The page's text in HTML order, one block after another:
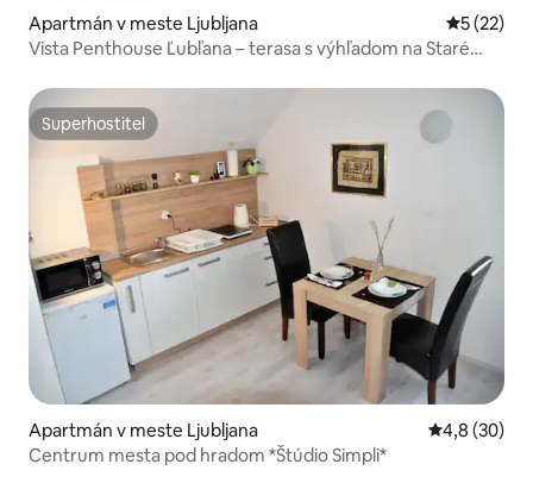
Apartmán v meste Ljubljana
5 (22)
Vista Penthouse Ľubľana – terasa s výhľadom na Staré
Superhostiteľ
Superhostiteľ
Apartmán v meste Ljubljana Priemerné
4,8 (30)
Centrum mesta pod hradom *Štúdio Simpli*